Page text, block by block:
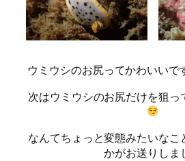
ウミウシのお尻ってかわいいで
次はウミウシのお尻だけを狙っ
なんてちょっと変態みたいな
かがお送りしま